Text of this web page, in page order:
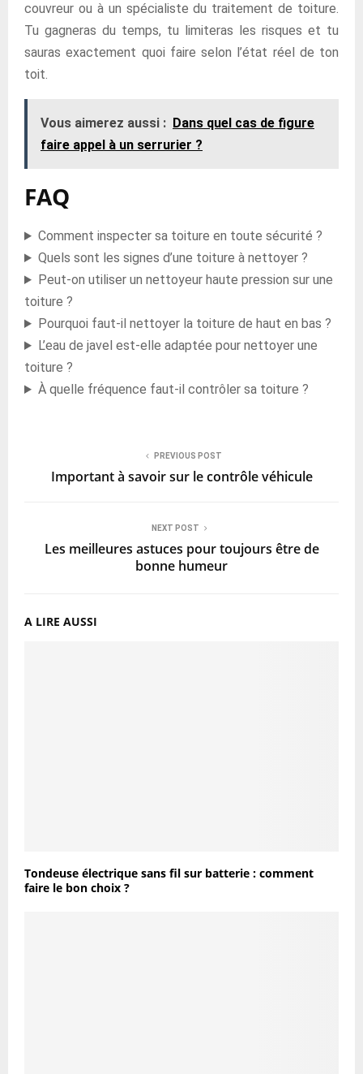
couvreur ou à un spécialiste du traitement de toiture.
Tu gagneras du temps, tu limiteras les risques et tu
sauras exactement quoi faire selon l’état réel de ton
toit.
Vous aimerez aussi : Dans quel cas de figure
faire appel à un serrurier ?
FAQ
Comment inspecter sa toiture en toute sécurité ?
Quels sont les signes d’une toiture à nettoyer ?
Peut-on utiliser un nettoyeur haute pression sur une
toiture ?
Pourquoi faut-il nettoyer la toiture de haut en bas ?
L’eau de javel est-elle adaptée pour nettoyer une
toiture ?
À quelle fréquence faut-il contrôler sa toiture ?
PREVIOUS POST
Important à savoir sur le contrôle véhicule
NEXT POST
Les meilleures astuces pour toujours être de
bonne humeur
A LIRE AUSSI
Tondeuse électrique sans fil sur batterie : comment
faire le bon choix ?